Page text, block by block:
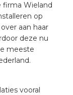
firma Wieland
op
aan haar
deze nu
meeste
vooral